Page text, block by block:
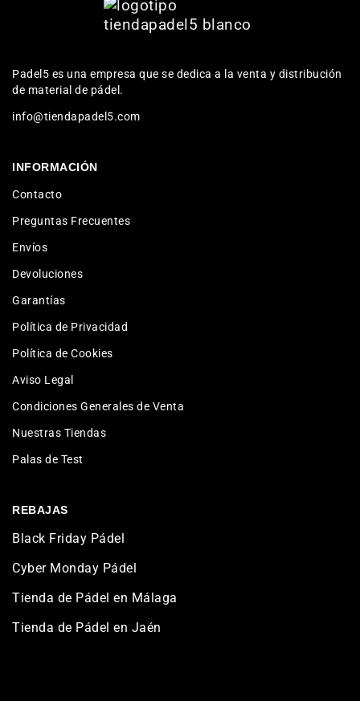
Padel5 es una empresa que se dedica a la venta y distribución
de material de pádel.
info@tiendapadel5.com
INFORMACIÓN
Contacto
Preguntas Frecuentes
Envíos
Devoluciones
Garantías
Política de Privacidad
Política de Cookies
Aviso Legal
Condiciones Generales de Venta
Nuestras Tiendas
Palas de Test
REBAJAS
Black Friday Pádel
Cyber Monday Pádel
Tienda de Pádel en Málaga
Tienda de Pádel en Jaén